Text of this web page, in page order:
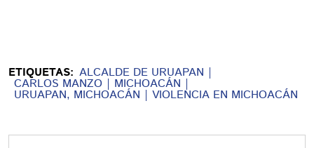
ETIQUETAS: ALCALDE DE URUAPAN
CARLOS MANZO MICHOACÁN
URUAPAN, MICHOACÁN VIOLENCIA EN MICHOACÁN